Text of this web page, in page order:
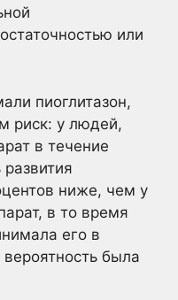
или
пиоглитазон,
риск: у людей,
в течение
ниже, чем у
в то время
его в
была